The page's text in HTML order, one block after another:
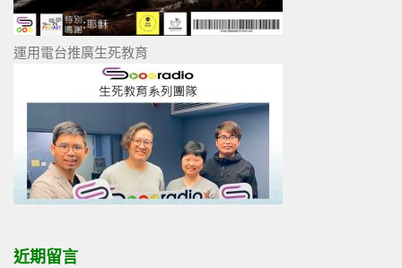
運用電台推廣生死教育
近期留言